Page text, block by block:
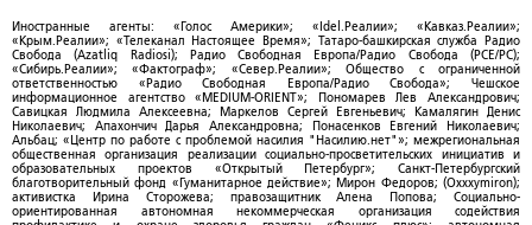
Иностранные агенты: «Голос Америки»; «Idel.Реалии»; «Кавказ.Реалии»;
«Крым.Реалии»; «Телеканал Настоящее Время»; Татаро-башкирская служба Радио
Свобода (Azatliq Radiosi); Радио Свободная Европа/Радио Свобода (PCE/PC);
«Сибирь.Реалии»; «Фактограф»; «Север.Реалии»; Общество с ограниченной
ответственностью «Радио Свободная Европа/Радио Свобода»; Чешское
информационное агентство «MEDIUM-ORIENT»; Пономарев Лев Александрович;
Савицкая Людмила Алексеевна; Маркелов Сергей Евгеньевич; Камалягин Денис
Николаевич; Апахончич Дарья Александровна; Понасенков Евгений Николаевич;
Альбац; «Центр по работе с проблемой насилия "Насилию.нет"»; межрегиональная
общественная организация реализации социально-просветительских инициатив и
образовательных проектов «Открытый Петербург»; Санкт-Петербургский
благотворительный фонд «Гуманитарное действие»; Мирон Федоров; (Oxxxymiron);
активистка Ирина Сторожева; правозащитник Алена Попова; Социально-
ориентированная автономная некоммерческая организация содействия